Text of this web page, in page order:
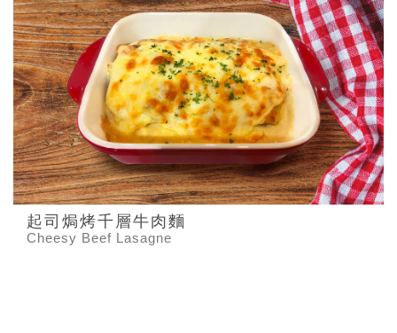
起司焗烤千層牛肉麵
Cheesy Beef Lasagne